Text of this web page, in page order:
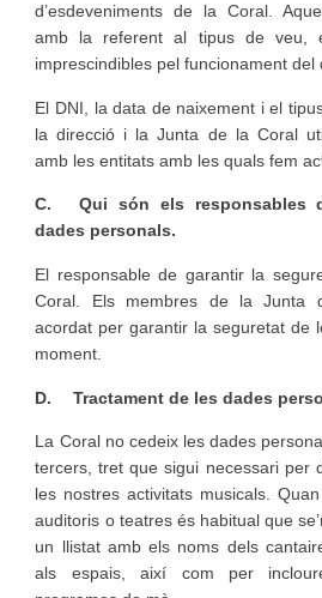
d’esdeveniments de la Coral.
amb la referent al tipus de veu,
imprescindibles pel funcionament del
El DNI, la data de naixement i el
la direcció i la Junta de la Coral
amb les entitats amb les quals fem
C.
Qui són els responsables
dades personals.
El responsable de garantir la
Coral. Els membres de la Junta
acordat per garantir la seguretat de
moment.
D. Tractament de les dades
La Coral no cedeix les dades
tercers, tret que sigui necessari per
les nostres activitats musicals.
auditoris o teatres és habitual que
un llistat amb els noms dels
als espais, així com per